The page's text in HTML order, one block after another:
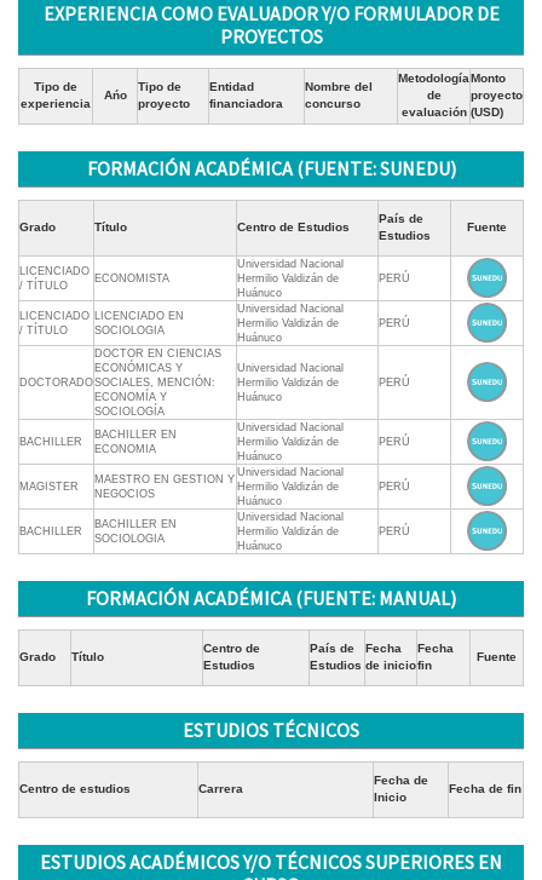
EXPERIENCIA COMO EVALUADOR Y/O FORMULADOR DE
PROYECTOS
Tipo de
experiencia
Ańo
Tipo de
proyecto
Entidad
financiadora
Nombre del
concurso
Metodología
de
evaluación
Monto
proyecto
(USD)
FORMACIÓN ACADÉMICA (FUENTE: SUNEDU)
Grado Título Centro de Estudios
País de
Estudios
Fuente
LICENCIADO
/ TÍTULO
ECONOMISTA
Universidad Nacional
Hermilio Valdizán de
Huánuco
PERÚ
LICENCIADO
/ TÍTULO
LICENCIADO EN
SOCIOLOGIA
Universidad Nacional
Hermilio Valdizán de
Huánuco
PERÚ
DOCTORADO
DOCTOR EN CIENCIAS
ECONÓMICAS Y
SOCIALES, MENCIÓN:
ECONOMÍA Y
SOCIOLOGÍA
Universidad Nacional
Hermilio Valdizán de
Huánuco
PERÚ
BACHILLER
BACHILLER EN
ECONOMIA
Universidad Nacional
Hermilio Valdizán de
Huánuco
PERÚ
MAGISTER
MAESTRO EN GESTION Y
NEGOCIOS
Universidad Nacional
Hermilio Valdizán de
Huánuco
PERÚ
BACHILLER
BACHILLER EN
SOCIOLOGIA
Universidad Nacional
Hermilio Valdizán de
Huánuco
PERÚ
FORMACIÓN ACADÉMICA (FUENTE: MANUAL)
Grado Título
Centro de
Estudios
País de
Estudios
Fecha
de inicio
Fecha
fin
Fuente
ESTUDIOS TÉCNICOS
Centro de estudios Carrera
Fecha de
Inicio
Fecha de fin
ESTUDIOS ACADÉMICOS Y/O TÉCNICOS SUPERIORES EN